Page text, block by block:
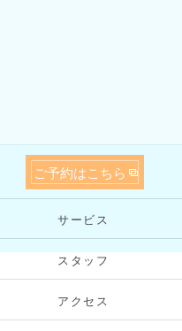
ご予約はこちら
サービス
スタッフ
アクセス